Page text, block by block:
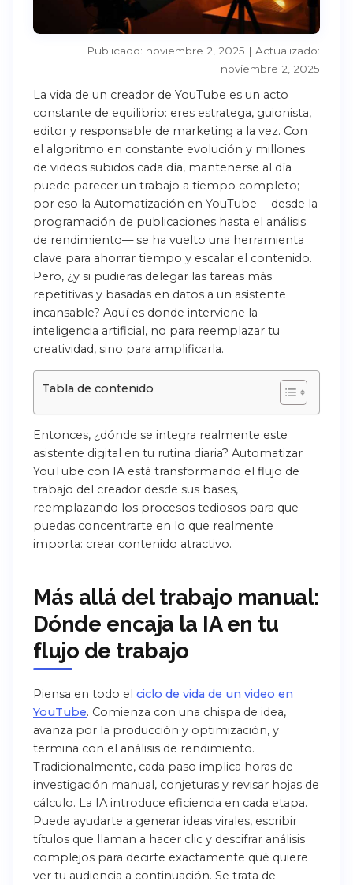
Publicado: noviembre 2, 2025 | Actualizado:
noviembre 2, 2025
La vida de un creador de YouTube es un acto
constante de equilibrio: eres estratega, guionista,
editor y responsable de marketing a la vez. Con
el algoritmo en constante evolución y millones
de videos subidos cada día, mantenerse al día
puede parecer un trabajo a tiempo completo;
por eso la Automatización en YouTube —desde la
programación de publicaciones hasta el análisis
de rendimiento— se ha vuelto una herramienta
clave para ahorrar tiempo y escalar el contenido.
Pero, ¿y si pudieras delegar las tareas más
repetitivas y basadas en datos a un asistente
incansable? Aquí es donde interviene la
inteligencia artificial, no para reemplazar tu
creatividad, sino para amplificarla.
Tabla de contenido
Entonces, ¿dónde se integra realmente este
asistente digital en tu rutina diaria? Automatizar
YouTube con IA está transformando el flujo de
trabajo del creador desde sus bases,
reemplazando los procesos tediosos para que
puedas concentrarte en lo que realmente
importa: crear contenido atractivo.
Más allá del trabajo manual:
Dónde encaja la IA en tu
flujo de trabajo
Piensa en todo el ciclo de vida de un video en
YouTube. Comienza con una chispa de idea,
avanza por la producción y optimización, y
termina con el análisis de rendimiento.
Tradicionalmente, cada paso implica horas de
investigación manual, conjeturas y revisar hojas de
cálculo. La IA introduce eficiencia en cada etapa.
Puede ayudarte a generar ideas virales, escribir
títulos que llaman a hacer clic y descifrar análisis
complejos para decirte exactamente qué quiere
ver tu audiencia a continuación. Se trata de